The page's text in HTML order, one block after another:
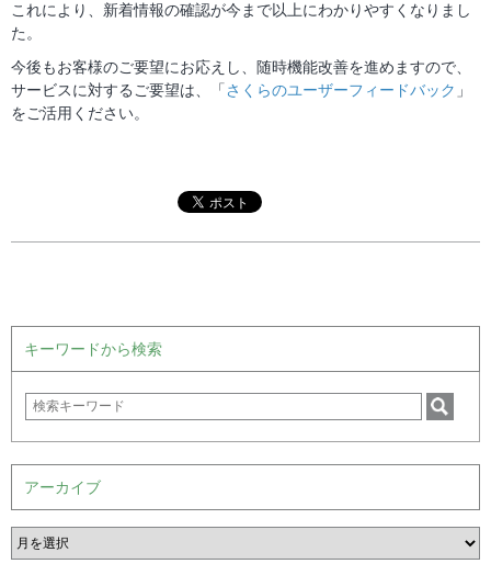
これにより、新着情報の確認が今まで以上にわかりやすくなりまし
た。
今後もお客様のご要望にお応えし、随時機能改善を進めますので、
サービスに対するご要望は、「さくらのユーザーフィードバック 」
をご活用ください。
キーワードから検索
アーカイブ